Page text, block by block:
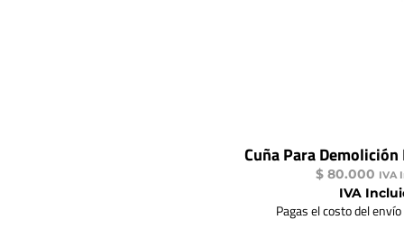
Cuña Para
$80.000 IVA
IVA
Pagas el costo del